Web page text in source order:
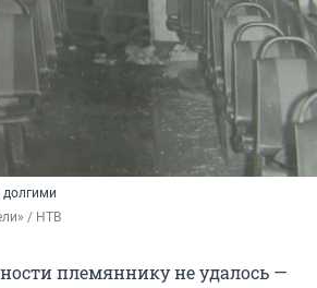
/ НТВ
племяннику не удалось —